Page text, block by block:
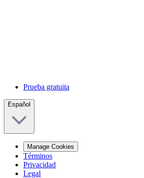
Prueba gratuita
Español
Manage Cookies
Términos
Privacidad
Legal